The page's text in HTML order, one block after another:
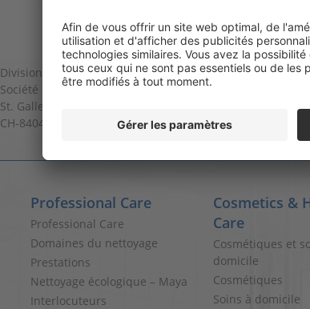
Division de Coop
Société Coopérative
St. Gallerstrasse 180
CH-8404 Winterthur
Tel. +41 52 234 44 00
Fax. +41 52 234 44 01
www.steinfels-swiss.ch
Professional Care
Professional Care
Domaines du nettoyage
Prestations
Nettoyage écologique – Maya
Interlocuteurs
Cosmetics &
Care
Cosmétiques et
domicile
Cosmétiques
Soins à domicile